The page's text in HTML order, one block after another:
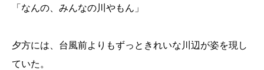
「なんの、みんなの川やもん」
夕方には、台風前よりもずっときれいな川辺が姿を現し
ていた。